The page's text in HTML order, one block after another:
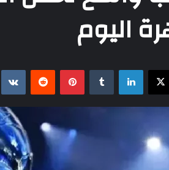
اليوم
‫X لينكدإن بينتيريست